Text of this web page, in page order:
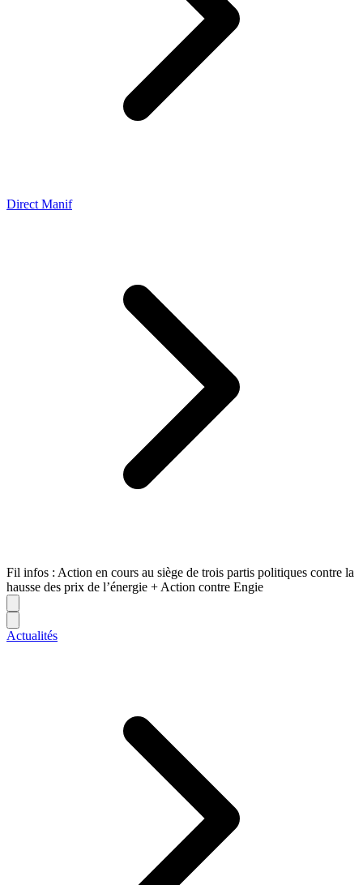
Direct Manif
Fil infos : Action en cours au siège de trois partis politiques contre la
hausse des prix de l’énergie + Action contre Engie
Actualités